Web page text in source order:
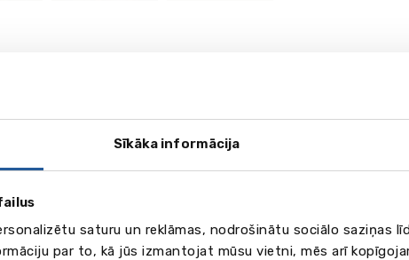
Sīkāka informācija
saturu un reklāmas, nodrošinātu sociālo saziņas
par to, kā jūs izmantojat mūsu vietni, mēs arī